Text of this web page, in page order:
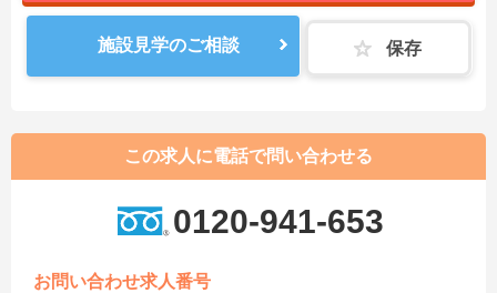
施設見学のご相談 保存
この求人に電話で問い合わせる
0120-941-653
お問い合わせ求人番号